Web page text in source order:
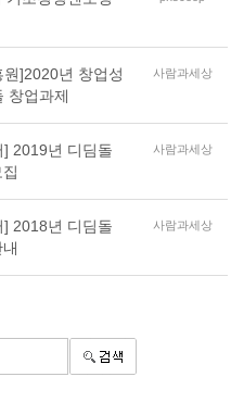
]2020년 창업성
창업과제
사람과세상
2019년 디딤돌
사람과세상
2018년 디딤돌
사람과세상